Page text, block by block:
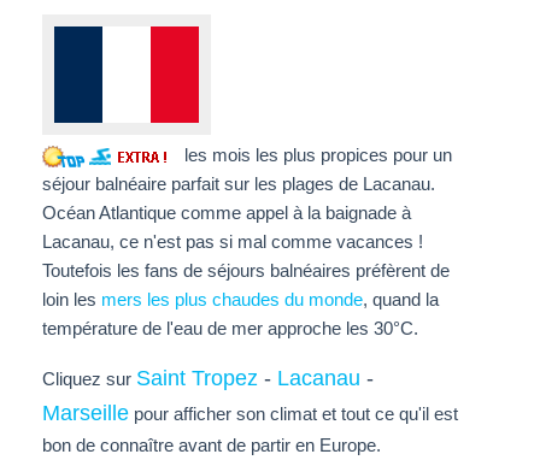
les mois les plus propices pour un
séjour balnéaire parfait sur les plages de Lacanau.
Océan Atlantique comme appel à la baignade à
Lacanau, ce n'est pas si mal comme vacances !
Toutefois les fans de séjours balnéaires préfèrent de
loin les mers les plus chaudes du monde, quand la
température de l'eau de mer approche les 30°C.
Cliquez sur Saint Tropez - Lacanau -
Marseille pour afficher son climat et tout ce qu'il est
bon de connaître avant de partir en Europe.